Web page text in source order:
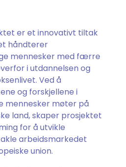
er et innovativt tiltak
håndterer
mennesker med færre
i utdannelsen og
Ved å
og forskjellene i
mennesker møter på
land, skaper prosjektet
for å utvikle
arbeidsmarkedet
union.